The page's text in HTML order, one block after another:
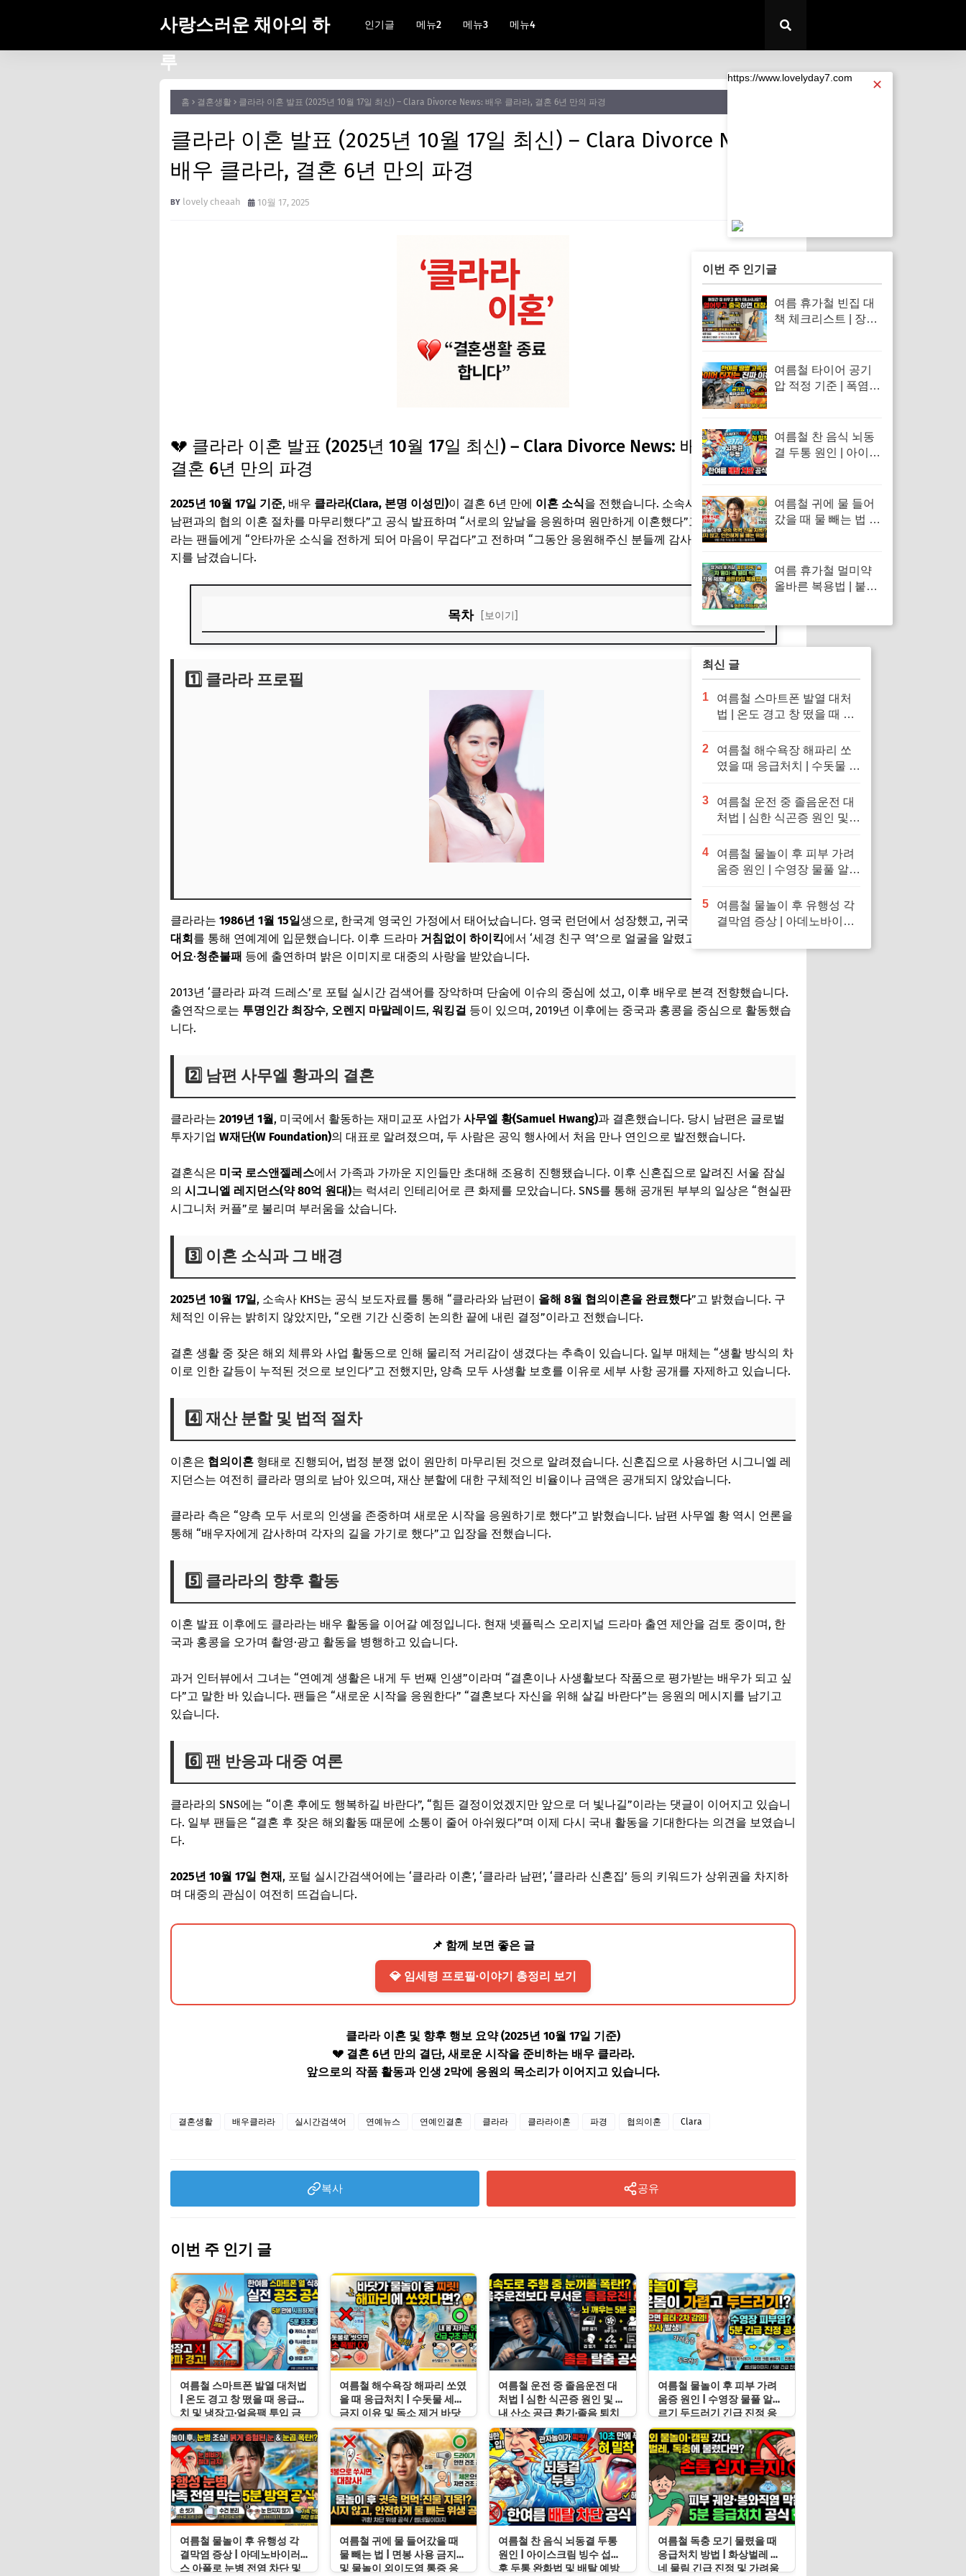
사랑스러운 채아의 하
루
인기글 메뉴2 메뉴3 메뉴4
홈 결혼생활 클라라 이혼 발표 (2025년 10월 17일 최신) – Clara Divorce News: 배우 클라라, 결혼 6년 만의 파경
클라라 이혼 발표 (2025년 10월 17일 최신) – Clara Divorce News:
배우 클라라, 결혼 6년 만의 파경
lovely cheaah 10월 17, 2025
💔 클라라 이혼 발표 (2025년 10월 17일 최신) – Clara Divorce News: 배우 클라라,
결혼 6년 만의 파경
2025년 10월 17일 기준, 배우 클라라(Clara, 본명 이성민)이 결혼 6년 만에 이혼 소식을 전했습니다. 소속사 KHS는 “클라라가
남편과의 협의 이혼 절차를 마무리했다”고 공식 발표하며 “서로의 앞날을 응원하며 원만하게 이혼했다”고 밝혔습니다. 클라
라는 팬들에게 “안타까운 소식을 전하게 되어 마음이 무겁다”고 전하며 “그동안 응원해주신 분들께 감사드린다”는 짧은 메시
지를 남겼습니다.
목차 [보이기]
2️⃣ 남편 사무엘 황과의 결혼
1️⃣ 클라라 프로필
클라라는 1986년 1월 15일생으로, 한국계 영국인 가정에서 태어났습니다. 영국 런던에서 성장했고, 귀국 후
엘리트 모델 선발
대회 를 통해 연예계에 입문했습니다. 이후 드라마 거침없이 하이킥에서 ‘세경 친구 역’으로 얼굴을 알렸고, 예능
어요·청춘불패 등에 출연하며 밝은 이미지로 대중의 사랑을 받았습니다.
2013년 ‘클라라 파격 드레스’로 포털 실시간 검색어를 장악하며 단숨에 이슈의 중심에 섰고, 이후 배우로 본격 전향했습니다.
출연작으로는 투명인간 최장수, 오렌지 마말레이드, 워킹걸 등이 있으며, 2019년 이후에는 중국과 홍콩을 중심으로 활동했습
니다.
2️⃣ 남편 사무엘 황과의 결혼
클라라는 2019년 1월, 미국에서 활동하는 재미교포 사업가 사무엘 황(Samuel Hwang)과 결혼했습니다. 당시 남편은 글로벌
투자기업 W재단(W Foundation)의 대표로 알려졌으며, 두 사람은 공익 행사에서 처음 만나 연인으로 발전했습니다.
결혼식은 미국 로스앤젤레스에서 가족과 가까운 지인들만 초대해 조용히 진행됐습니다. 이후 신혼집으로 알려진 서울 잠실
의 시그니엘 레지던스(약 80억 원대)는 럭셔리 인테리어로 큰 화제를 모았습니다. SNS를 통해 공개된 부부의 일상은 “현실판
시그니처 커플”로 불리며 부러움을 샀습니다.
3️⃣ 이혼 소식과 그 배경
2025년 10월 17일, 소속사 KHS는 공식 보도자료를 통해 “클라라와 남편이 올해 8월 협의이혼을 완료했다”고 밝혔습니다. 구
체적인 이유는 밝히지 않았지만, “오랜 기간 신중히 논의한 끝에 내린 결정”이라고 전했습니다.
결혼 생활 중 잦은 해외 체류와 사업 활동으로 인해 물리적 거리감이 생겼다는 추측이 있습니다. 일부 매체는 “생활 방식의 차
이로 인한 갈등이 누적된 것으로 보인다”고 전했지만, 양측 모두 사생활 보호를 이유로 세부 사항 공개를 자제하고 있습니다.
4️⃣ 재산 분할 및 법적 절차
이혼은 협의이혼 형태로 진행되어, 법정 분쟁 없이 원만히 마무리된 것으로 알려졌습니다. 신혼집으로 사용하던 시그니엘 레
지던스는 여전히 클라라 명의로 남아 있으며, 재산 분할에 대한 구체적인 비율이나 금액은 공개되지 않았습니다.
클라라 측은 “양측 모두 서로의 인생을 존중하며 새로운 시작을 응원하기로 했다”고 밝혔습니다. 남편 사무엘 황 역시 언론을
통해 “배우자에게 감사하며 각자의 길을 가기로 했다”고 입장을 전했습니다.
5️⃣ 클라라의 향후 활동
이혼 발표 이후에도 클라라는 배우 활동을 이어갈 예정입니다. 현재 넷플릭스 오리지널 드라마 출연 제안을 검토 중이며, 한
국과 홍콩을 오가며 촬영·광고 활동을 병행하고 있습니다.
과거 인터뷰에서 그녀는 “연예계 생활은 내게 두 번째 인생”이라며 “결혼이나 사생활보다 작품으로 평가받는 배우가 되고 싶
다”고 말한 바 있습니다. 팬들은 “새로운 시작을 응원한다” “결혼보다 자신을 위해 살길 바란다”는 응원의 메시지를 남기고
있습니다.
6️⃣ 팬 반응과 대중 여론
클라라의 SNS에는 “이혼 후에도 행복하길 바란다”, “힘든 결정이었겠지만 앞으로 더 빛나길”이라는 댓글이 이어지고 있습니
다. 일부 팬들은 “결혼 후 잦은 해외활동 때문에 소통이 줄어 아쉬웠다”며 이제 다시 국내 활동을 기대한다는 의견을 보였습니
다.
2025년 10월 17일 현재, 포털 실시간검색어에는 ‘클라라 이혼’, ‘클라라 남편’, ‘클라라 신혼집’ 등의 키워드가 상위권을 차지하
며 대중의 관심이 여전히 뜨겁습니다.
📌 함께 보면 좋은 글
💎 임세령 프로필·이야기 총정리 보기
클라라 이혼 및 향후 행보 요약 (2025년 10월 17일 기준)
💔 결혼 6년 만의 결단, 새로운 시작을 준비하는 배우 클라라.
앞으로의 작품 활동과 인생 2막에 응원의 목소리가 이어지고 있습니다.
결혼생활 배우클라라 실시간검색어 연예뉴스 연예인결혼 클라라 클라라이혼 파경 협의이혼 Clara
복사 공유
이번 주 인기 글
여름철 스마트폰 발열 대처법
| 온도 경고 창 떴을 때 응급처
치 및 냉장고·얼음팩 투입 금
지 이유
여름철 해수욕장 해파리 쏘였
을 때 응급처치 | 수돗물 세척
금지 이유 및 독소 제거 바닷
물 세척 수칙
여름철 운전 중 졸음운전 대
처법 | 심한 식곤증 원인 및 차
내 산소 공급 환기·졸음 퇴치
응급처치 수칙
여름철 물놀이 후 피부 가려
움증 원인 | 수영장 물풀 알레
르기 두드러기 긴급 진정 응
급처치 수칙
여름철 물놀이 후 유행성 각
결막염 증상 | 아데노바이러
스 아폴로 눈병 전염 차단 및
여름철 귀에 물 들어갔을 때
물 빼는 법 | 면봉 사용 금지
및 물놀이 외이도염 통증 응
여름철 찬 음식 뇌동결 두통
원인 | 아이스크림 빙수 섭취
후 두통 완화법 및 배탈 예방
여름철 독충 모기 물렸을 때
응급처치 방법 | 화상벌레 지
네 물림 긴급 진정 및 가려움
✕
https://www.lovelyday7.com
이번 주 인기글
여름 휴가철 빈집 대
책 체크리스트 | 장기
봉쇄 수칙
여름철 타이어 공기
압 적정 기준 | 폭염
탠딩 웨이브 방지 수
칙
여름철 찬 음식 뇌동
결 두통 원인 | 아이스
방 수칙
여름철 귀에 물 들어
갔을 때 물 빼는 법 |
응급처치 수칙
여름 휴가철 멀미약
올바른 복용법 | 붙이
최신 글
1
여름철 스마트폰 발열 대처
법 | 온도 경고 창 떴을 때 응
입 금지 이유
2
여름철 해수욕장 해파리 쏘
였을 때 응급처치 | 수돗물 세
닷물 세척 수칙
3
여름철 운전 중 졸음운전 대
처법 | 심한 식곤증 원인 및
퇴치 응급처치 수칙
4
여름철 물놀이 후 피부 가려
움증 원인 | 수영장 물풀 알레
급처치 수칙
5
여름철 물놀이 후 유행성 각
결막염 증상 | 아데노바이러
눈 충혈 응급처치 수칙